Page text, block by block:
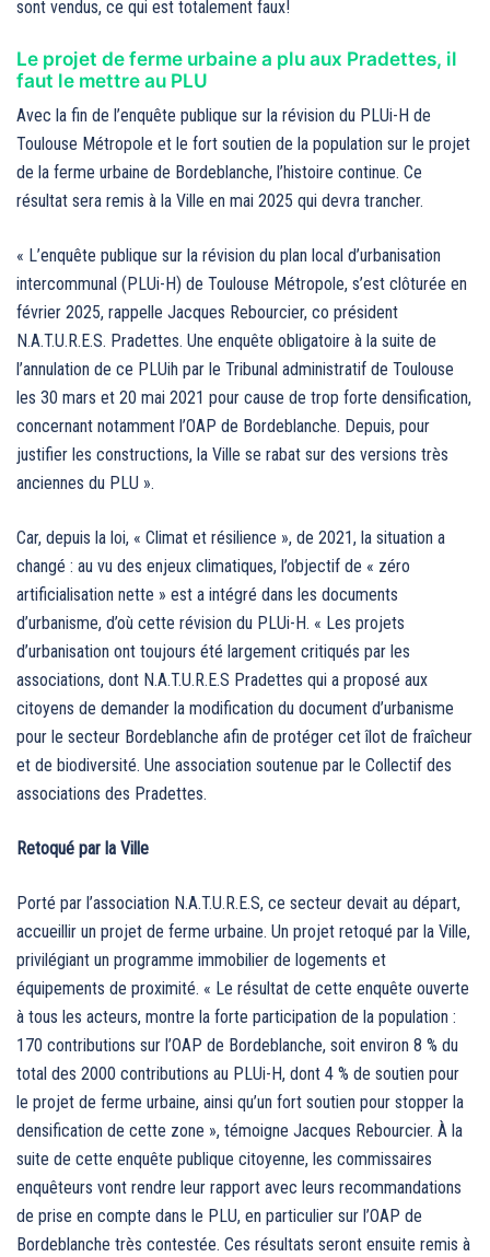
sont vendus, ce qui est totalement faux!
Le projet de ferme urbaine a plu aux Pradettes, il
faut le mettre au PLU
Avec la fin de l’enquête publique sur la révision du PLUi-H de
Toulouse Métropole et le fort soutien de la population sur le projet
de la ferme urbaine de Bordeblanche, l’histoire continue. Ce
résultat sera remis à la Ville en mai 2025 qui devra trancher.
« L’enquête publique sur la révision du plan local d’urbanisation
intercommunal (PLUi-H) de Toulouse Métropole, s’est clôturée en
février 2025, rappelle Jacques Rebourcier, co président
N.A.T.U.R.E.S. Pradettes. Une enquête obligatoire à la suite de
l’annulation de ce PLUih par le Tribunal administratif de Toulouse
les 30 mars et 20 mai 2021 pour cause de trop forte densification,
concernant notamment l’OAP de Bordeblanche. Depuis, pour
justifier les constructions, la Ville se rabat sur des versions très
anciennes du PLU ».
Car, depuis la loi, « Climat et résilience », de 2021, la situation a
changé : au vu des enjeux climatiques, l’objectif de « zéro
artificialisation nette » est a intégré dans les documents
d’urbanisme, d’où cette révision du PLUi-H. « Les projets
d’urbanisation ont toujours été largement critiqués par les
associations, dont N.A.T.U.R.E.S Pradettes qui a proposé aux
citoyens de demander la modification du document d’urbanisme
pour le secteur Bordeblanche afin de protéger cet îlot de fraîcheur
et de biodiversité. Une association soutenue par le Collectif des
associations des Pradettes.
Retoqué par la Ville
Porté par l’association N.A.T.U.R.E.S, ce secteur devait au départ,
accueillir un projet de ferme urbaine. Un projet retoqué par la Ville,
privilégiant un programme immobilier de logements et
équipements de proximité. « Le résultat de cette enquête ouverte
à tous les acteurs, montre la forte participation de la population :
170 contributions sur l’OAP de Bordeblanche, soit environ 8 % du
total des 2000 contributions au PLUi-H, dont 4 % de soutien pour
le projet de ferme urbaine, ainsi qu’un fort soutien pour stopper la
densification de cette zone », témoigne Jacques Rebourcier. À la
suite de cette enquête publique citoyenne, les commissaires
enquêteurs vont rendre leur rapport avec leurs recommandations
de prise en compte dans le PLU, en particulier sur l’OAP de
Bordeblanche très contestée. Ces résultats seront ensuite remis à